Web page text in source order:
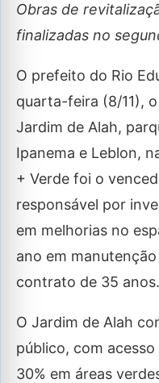
Obras de
finalizadas no
O prefeito do Rio
quarta-feira (8/11),
Jardim de Alah,
Ipanema e Leblon,
+ Verde foi o
responsável por
em melhorias no
ano em
contrato de 35 anos.
O Jardim de Alah
público, com
30% em áreas